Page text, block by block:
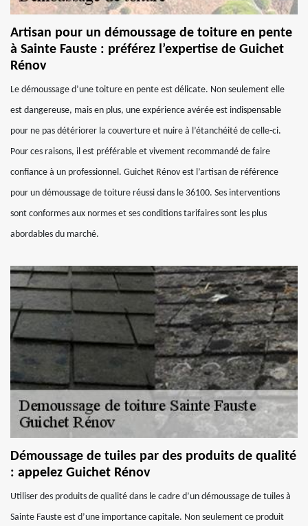
Artisan pour un démoussage de toiture en pente
à Sainte Fauste : préférez l’expertise de Guichet
Rénov
Le démoussage d’une toiture en pente est délicate. Non seulement elle
est dangereuse, mais en plus, une expérience avérée est indispensable
pour ne pas détériorer la couverture et nuire à l’étanchéité de celle-ci.
Pour ces raisons, il est préférable et vivement recommandé de faire
confiance à un professionnel. Guichet Rénov est l’artisan de référence
pour un démoussage de toiture réussi dans le 36100. Ses interventions
sont conformes aux normes et ses conditions tarifaires sont les plus
abordables du marché.
Démoussage de tuiles par des produits de qualité
: appelez Guichet Rénov
Utiliser des produits de qualité dans le cadre d’un démoussage de tuiles à
Sainte Fauste est d’une importance capitale. Non seulement ce produit